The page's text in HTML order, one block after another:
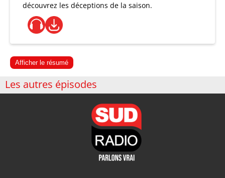
découvrez les déceptions de la saison.
Afficher le résumé
Les autres épisodes